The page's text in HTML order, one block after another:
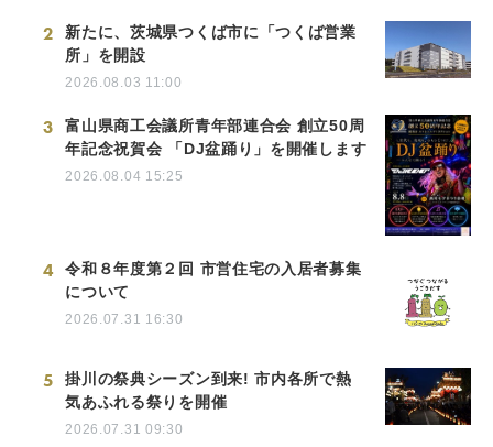
2
新たに、茨城県つくば市に「つくば営業
所」を開設
2026.08.03 11:00
3
富山県商工会議所青年部連合会 創立50周
年記念祝賀会 「DJ盆踊り」を開催します
2026.08.04 15:25
4
令和８年度第２回 市営住宅の入居者募集
について
2026.07.31 16:30
5
掛川の祭典シーズン到来! 市内各所で熱
気あふれる祭りを開催
2026.07.31 09:30